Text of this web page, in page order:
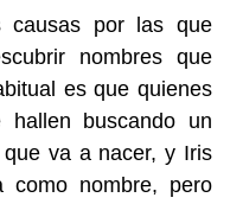
causas por las que
nombres que
es que quienes
buscando un
va a nacer, y Iris
como nombre, pero